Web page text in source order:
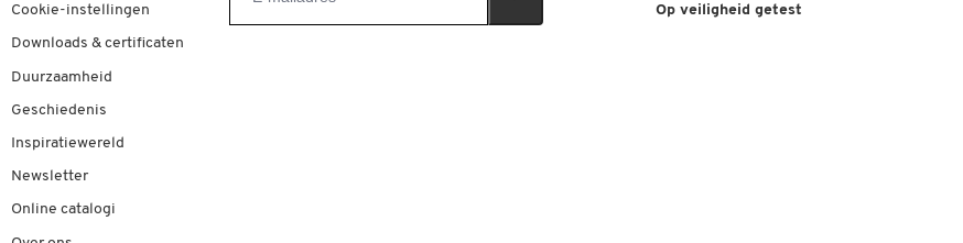
Cookie-instellingen
Downloads & certificaten
Duurzaamheid
Geschiedenis
Inspiratiewereld
Newsletter
Online catalogi
Op veiligheid getest